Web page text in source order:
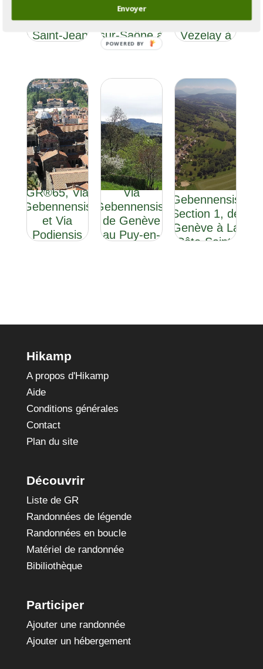
Champagneux
à Saint-Jean-
Section 4 : de
Villefranche-
sur-Saône à
Champagneux
de
Vézelay à
GR®65, Via
Gebennensis
et Via
Podiensis
GR®65 : la
Via
Gebennensis,
de Genève
au Puy-en-
GR®65 : la
Via
Gebennensis
Section 1, de
Genève à La
Côte-Saint-
Hikamp
A propos d'Hikamp
Aide
Conditions générales
Contact
Plan du site
Découvrir
Liste de GR
Randonnées de légende
Randonnées en boucle
Matériel de randonnée
Bibiliothèque
Participer
Ajouter une randonnée
Ajouter un hébergement
Envoyer
POWERED BY